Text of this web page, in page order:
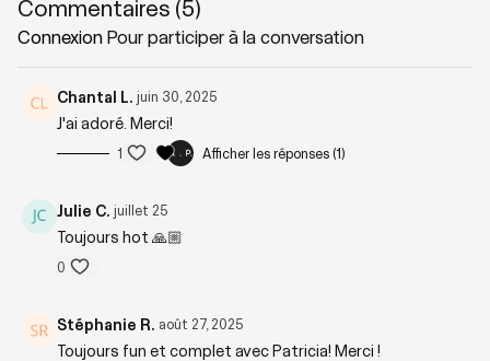
Thématique : Force & Cardio
Niveau : 2+
Matériel nécessaire : Poids libres -
des 10 livres.
Playlist suggérée :FITiramisu
Commentaires (5)
Connexion Pour participer à la conversation
Chantal L. juin 30, 2025
J'ai adoré. Merci!
1 Afficher les réponses (1)
Julie C. juillet 25
Toujours hot 🙏🏼
0
Stéphanie R. août 27, 2025
Toujours fun et complet avec Patricia! Merci !